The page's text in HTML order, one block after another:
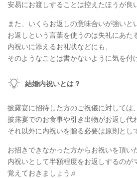
安易にお渡しすることは控えたほうが良
また、いくらお返しの意味合いが強いと
お返しという言葉を使うのは失礼にあた
内祝いに添えるお礼状などにも、
そのようなことは書かないように気を
結婚内祝いとは？
披露宴に招待した方のご祝儀に対しては、
披露宴でのお食事や引き出物がお返し代
それ以外に内祝いを贈る必要は原則とし
お招きできなかった方からお祝いを頂い
内祝いとして半額程度をお返しするのが
覚えておきましょう♫